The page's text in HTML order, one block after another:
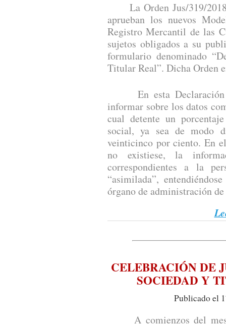
La Orden Jus/319/
aprueban los nuevos
Registro Mercantil de las
sujetos obligados a su
formulario denominado
Titular Real”. Dicha Orden
En esta Declaración
informar sobre los datos
cual detente un
social, ya sea de modo
veinticinco por ciento. En
no existiese, la
correspondientes a la
“asimilada”,
órgano de administración
CELEBRACIÓN DE
SOCIEDAD Y
Publicado el
A comienzos del mes